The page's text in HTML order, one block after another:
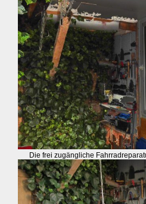
Die frei zugängliche